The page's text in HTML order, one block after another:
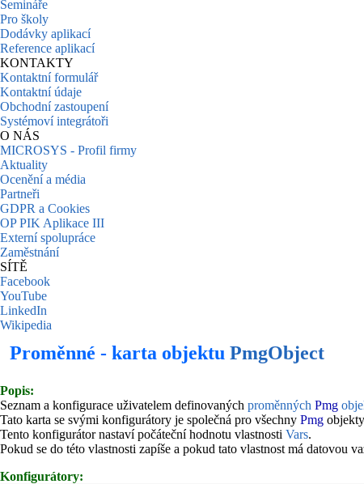
Semináře
Pro školy
Dodávky aplikací
Reference aplikací
KONTAKTY
Kontaktní formulář
Kontaktní údaje
Obchodní zastoupení
Systémoví integrátoři
O NÁS
MICROSYS - Profil firmy
Aktuality
Ocenění a média
Partneři
GDPR a Cookies
OP PIK Aplikace III
Externí spolupráce
Zaměstnání
SÍTĚ
Facebook
YouTube
LinkedIn
Wikipedia
Proměnné - karta objektu PmgObject
Popis:
Seznam a konfigurace uživatelem definovaných proměnných Pmg
Tato karta se svými konfigurátory je společná pro všechny Pmg
Tento konfigurátor nastaví počáteční hodnotu vlastnosti Vars.
Pokud se do této vlastnosti zapíše a pokud tato vlastnost má datovou
Konfigurátory: